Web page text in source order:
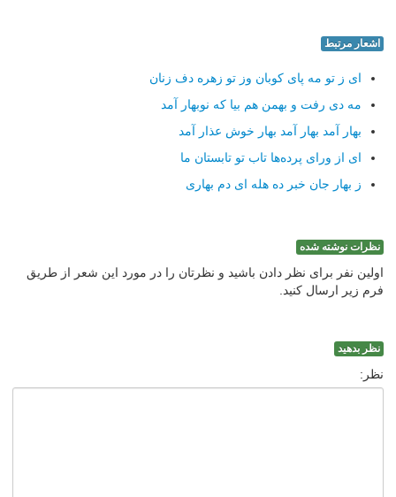
اشعار مرتبط
ای ز تو مه پای كوبان وز تو زهره دف زنان
مه دی رفت و بهمن هم بیا كه نوبهار آمد
بهار آمد بهار آمد بهار خوش عذار آمد
ای از ورای پرده‌ها تاب تو تابستان ما
ز بهار جان خبر ده هله ای دم بهاری
نظرات نوشته شده
اولین نفر برای نظر دادن باشید و نظرتان را در مورد این شعر از طریق
فرم زیر ارسال کنید.
نظر بدهید
نظر: